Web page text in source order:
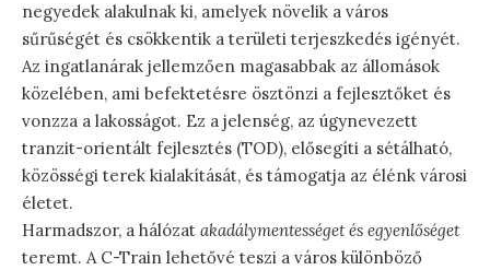
negyedek alakulnak ki, amelyek növelik a város
sűrűségét és csökkentik a területi terjeszkedés igényét.
Az ingatlanárak jellemzően magasabbak az állomások
közelében, ami befektetésre ösztönzi a fejlesztőket és
vonzza a lakosságot. Ez a jelenség, az úgynevezett
tranzit-orientált fejlesztés (TOD), elősegíti a sétálható,
közösségi terek kialakítását, és támogatja az élénk városi
életet.
Harmadszor, a hálózat akadálymentességet és egyenlőséget
teremt. A C-Train lehetővé teszi a város különböző